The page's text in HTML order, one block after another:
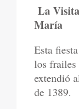
La
María
Esta
los
extendió
de 1389.